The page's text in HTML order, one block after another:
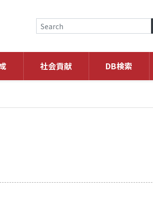
社会貢献 DB検索